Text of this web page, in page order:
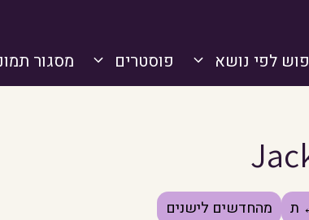
לפי נושא פוסטרים מסגור
ת מהחדשים לישנים